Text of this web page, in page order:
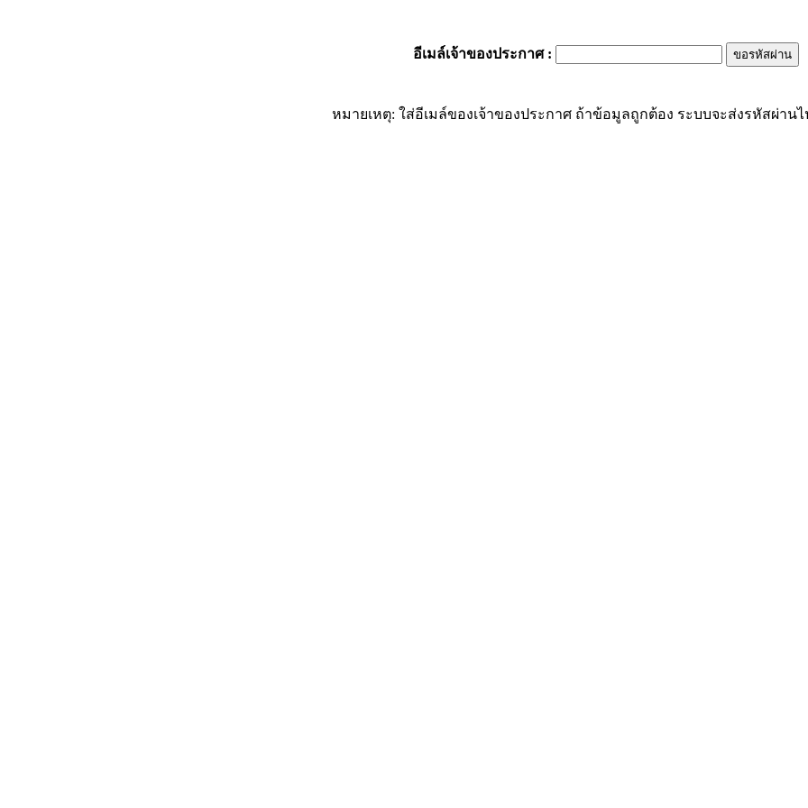
อีเมล์เจ้าของประกาศ:
หมายเหตุ: ใส่อีเมล์ของเจ้าของประกาศ ถ้าข้อมูลถูกต้อง ระบบจะส่งรหัสผ่าน